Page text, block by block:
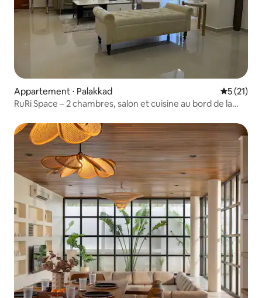
Appartement ⋅ Palakkad
5 (21)
RuRi Space – 2 chambres, salon et cuisine au bord de la